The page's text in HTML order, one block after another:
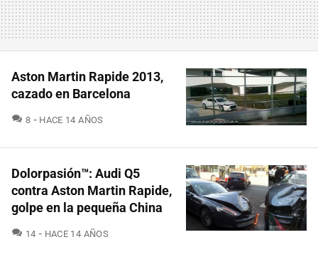
Aston Martin Rapide 2013,
cazado en Barcelona
8 COMENTARIOS
HACE 14 AÑOS
Dolorpasión™: Audi Q5
contra Aston Martin Rapide,
golpe en la pequeña China
14 COMENTARIOS
HACE 14 AÑOS